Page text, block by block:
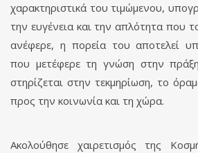
χαρακτηριστικά του τιμώμενου,
την ευγένεια και την απλότητα που
ανέφερε, η πορεία του αποτελεί
που μετέφερε τη γνώση στην
στηρίζεται στην τεκμηρίωση, το
προς την κοινωνία και τη χώρα.
Ακολούθησε χαιρετισμός της